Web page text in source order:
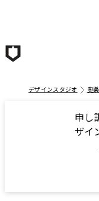
デザインスタジオ 奧
申し
ザイ